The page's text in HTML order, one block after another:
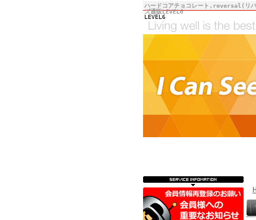
ハードコアチョコレート,reversal(リバ
ズ通販LEVEL6
LEVEL6